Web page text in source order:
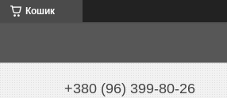
Кошик
+380 (96) 399-80-26